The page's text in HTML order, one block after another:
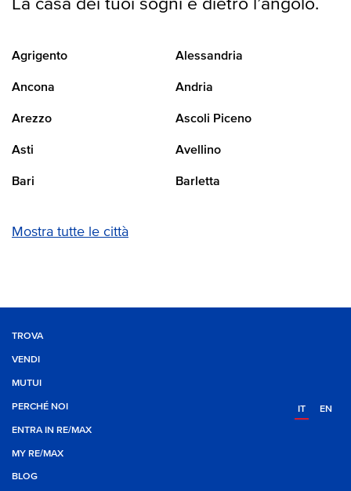
La casa dei tuoi sogni è dietro l’angolo.
Agrigento Alessandria
Ancona Andria
Arezzo Ascoli Piceno
Asti Avellino
Bari Barletta
Mostra tutte le città
TROVA
VENDI
MUTUI
PERCHÉ NOI
ENTRA IN RE/MAX
MY RE/MAX
BLOG
IT EN